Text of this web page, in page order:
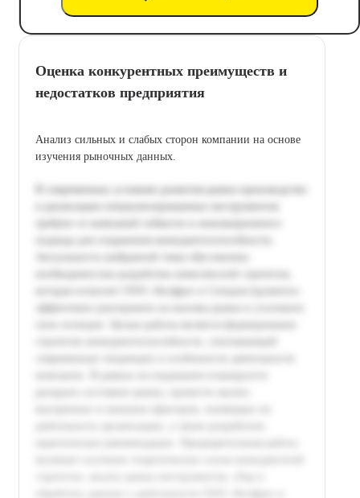
Оценка конкурентных преимуществ и
недостатков предприятия
Анализ сильных и слабых сторон компании на основе
изучения рыночных данных.